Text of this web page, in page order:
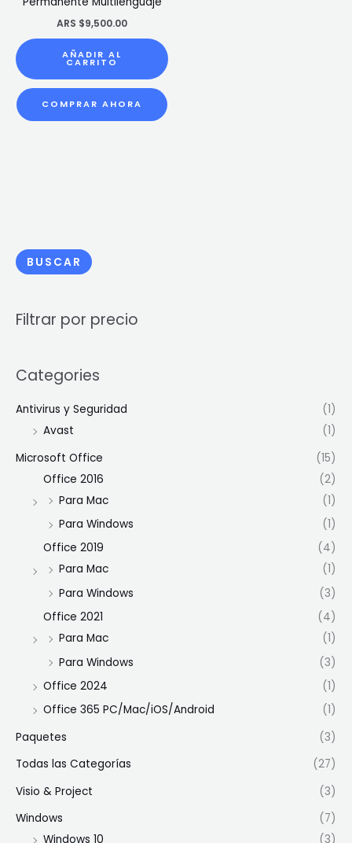
BUSCAR
Filtrar por precio
Categories
Antivirus y Seguridad
(1)
Avast
(1)
Microsoft Office
(15)
Office 2016
(2)
Para Mac
(1)
Para Windows
(1)
Office 2019
(4)
Para Mac
(1)
Para Windows
(3)
Office 2021
(4)
Para Mac
(1)
Para Windows
(3)
Office 2024
(1)
Office 365 PC/Mac/iOS/Android
(1)
Paquetes
(3)
Todas las Categorías
(27)
Visio & Project
(3)
Windows
(7)
Windows 10
(3)
ARS $9,500.00
AÑADIR AL
CARRITO
COMPRAR AHORA